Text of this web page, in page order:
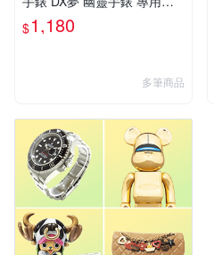
章 夢04 妖氣解放 魔法能量釋
放 整盒20包【板橋魔力】
$1,180
多筆商品